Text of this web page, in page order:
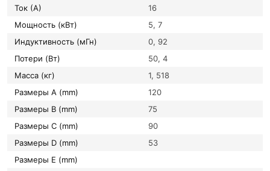
Ток (А)
16
Мощность (кВт)
5, 7
Индуктивность (мГн)
0, 92
Потери (Вт)
50, 4
Масса (кг)
1, 518
Размеры A (mm)
120
Размеры B (mm)
75
Размеры C (mm)
90
Размеры D (mm)
53
Размеры E (mm)